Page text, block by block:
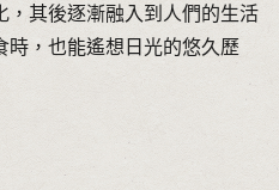
，其後逐漸融入到人們的生活
時，也能遙想日光的悠久歷